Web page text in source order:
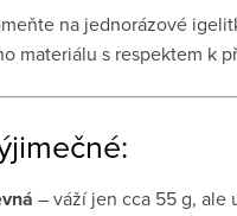
na jednorázové
materiálu s respektem k
– váží jen cca 55 g, ale